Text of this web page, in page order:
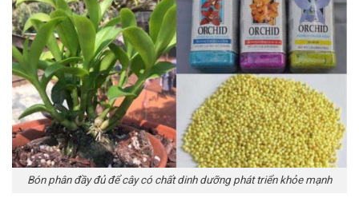
Bón phân đầy đủ để cây có chất dinh dưỡng phát triển khỏe mạnh